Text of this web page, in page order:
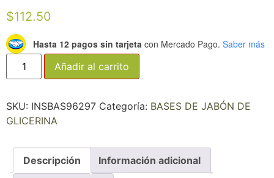
$112.50
Hasta 12 pagos sin tarjeta con Mercado Pago. Saber más
Añadir al carrito
SKU: INSBAS96297 Categoría: BASES DE JABÓN DE
GLICERINA
Descripción Información adicional